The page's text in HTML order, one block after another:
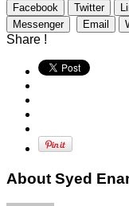
Facebook Twitter
Messenger
Email
Share !
About Syed